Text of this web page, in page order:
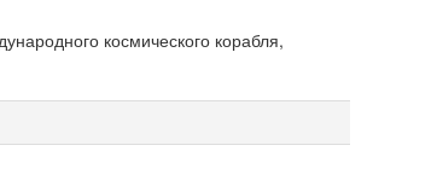
космического корабля,